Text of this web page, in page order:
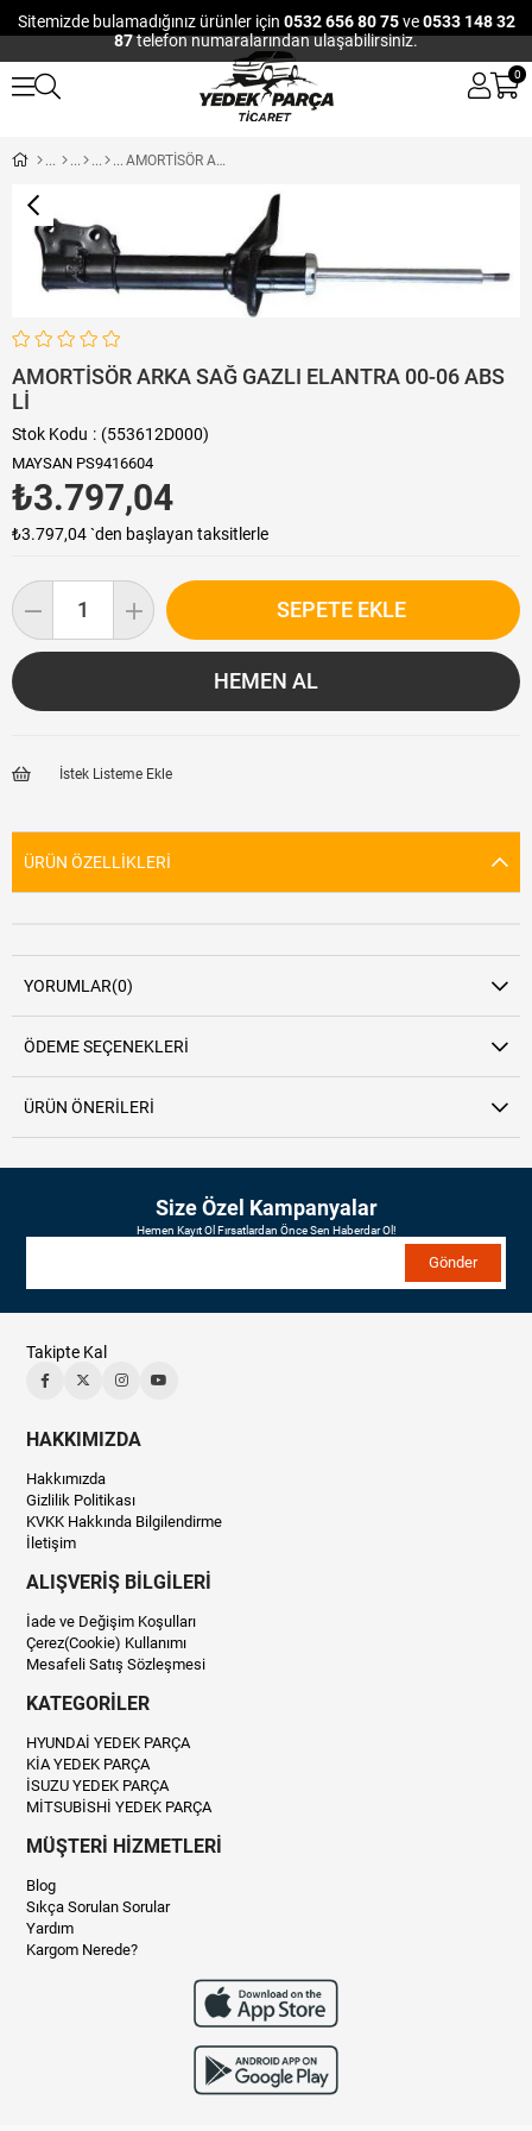
Sitemizde bulamadığınız ürünler için 0532 656 80 75ve0533 148 32
87telefon numaralarından ulaşabilirsiniz.
0
AMORTİSÖR ARKA SAĞ GAZLI ELANTRA 00-06 ABS Lİ
AMORTİSÖR ARKA SAĞ GAZLI ELANTRA 00-06 ABS
Lİ
Stok Kodu (553612D000)
MAYSAN PS9416604
₺3.797,04
₺3.797,04`den başlayan taksitlerle
İstek Listeme Ekle
ÜRÜN ÖZELLIKLERI
YORUMLAR(0)
ÖDEME SEÇENEKLERI
ÜRÜN ÖNERILERI
Size Özel Kampanyalar
Hemen Kayıt Ol Fırsatlardan Önce Sen Haberdar Ol!
Gönder
Takipte Kal
HAKKIMIZDA
Hakkımızda
Gizlilik Politikası
KVKK Hakkında Bilgilendirme
İletişim
ALIŞVERİŞ BİLGİLERİ
İade ve Değişim Koşulları
Çerez(Cookie) Kullanımı
Mesafeli Satış Sözleşmesi
KATEGORİLER
HYUNDAİ YEDEK PARÇA
KİA YEDEK PARÇA
İSUZU YEDEK PARÇA
MİTSUBİSHİ YEDEK PARÇA
MÜŞTERİ HİZMETLERİ
Blog
Sıkça Sorulan Sorular
Yardım
Kargom Nerede?